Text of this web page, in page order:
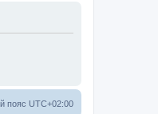
пояс UTC+02:00